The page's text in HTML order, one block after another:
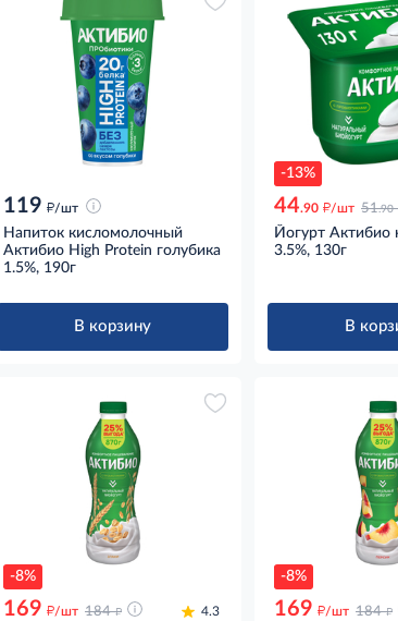
119 д/шт
Напиток кисломолочный
Актибио High Protein голубика
1.5%, 190г
В корзину
-13%
44.90 д/шт 51.90
Йогурт Актибио
3.5%, 130г
В
-8%
169 д/шт 184 д 4.3
-8%
169 д/шт 184 д